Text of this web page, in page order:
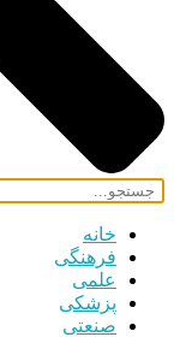
خانه
فرهنگی
علمی
پزشکی
صنعتی